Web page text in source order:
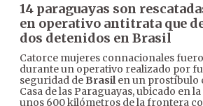
14 paraguayas son
en operativo antitrata que
dos detenidos en Brasil
Catorce mujeres connacionales
durante un operativo realizado por
seguridad de Brasilen un prostíbulo
Casa de las Paraguayas, ubicado en
unos 600 kilómetros de la frontera